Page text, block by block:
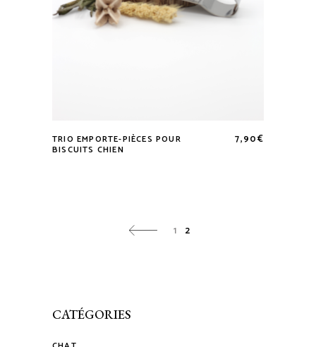
TRIO EMPORTE-PIÈCES POUR
BISCUITS CHIEN
7,90€
1 2
CATÉGORIES